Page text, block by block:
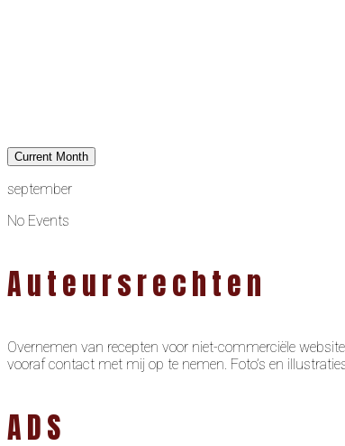
Current Month
september
No Events
Auteursrechten
Overnemen van recepten voor niet-commerciële
vooraf contact met mij op te nemen. Foto’s en
ADS